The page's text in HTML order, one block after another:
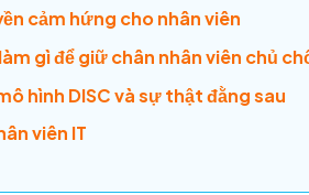
cảm hứng cho nhân viên
gì để giữ chân nhân viên chủ
hình DISC và sự thật đằng sau
viên IT